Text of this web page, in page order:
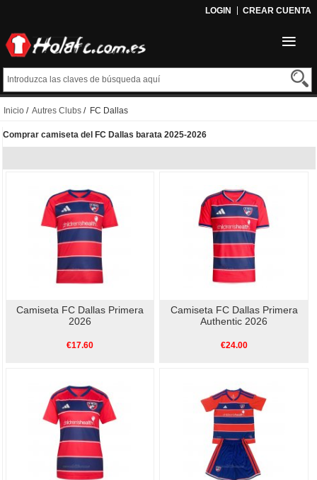
LOGIN CREAR CUENTA
Inicio / Autres Clubs / FC Dallas
Comprar camiseta del FC Dallas barata 2025-2026
Camiseta FC Dallas Primera
2026
€17.60
Camiseta FC Dallas Primera
Authentic 2026
€24.00